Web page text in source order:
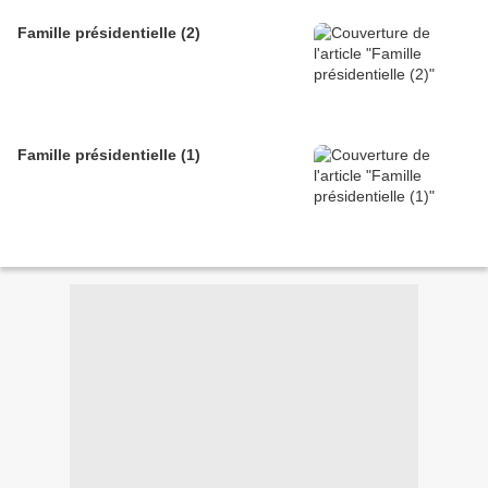
Famille présidentielle (2)
Famille présidentielle (1)